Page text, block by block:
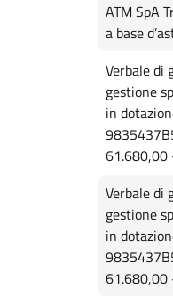
ATM SpA
a base
Verbale di
gestione
in
61.680,00
Verbale di
gestione
in
61.680,00